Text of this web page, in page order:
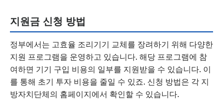
지원금 신청 방법
정부에서는 고효율 조리기기 교체를 장려하기 위해 다양한
지원 프로그램을 운영하고 있습니다. 해당 프로그램에 참
여하면 기기 구입 비용의 일부를 지원받을 수 있습니다. 이
를 통해 초기 투자 비용을 줄일 수 있죠. 신청 방법은 각 지
방자치단체의 홈페이지에서 확인할 수 있습니다.